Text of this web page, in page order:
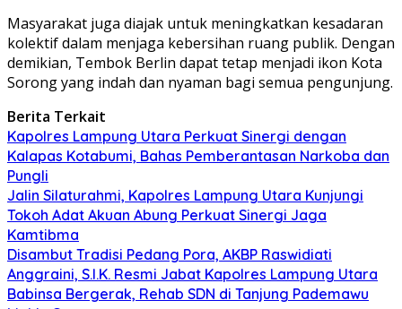
Masyarakat juga diajak untuk meningkatkan kesadaran
kolektif dalam menjaga kebersihan ruang publik. Dengan
demikian, Tembok Berlin dapat tetap menjadi ikon Kota
Sorong yang indah dan nyaman bagi semua pengunjung.
Berita Terkait
Kapolres Lampung Utara Perkuat Sinergi dengan
Kalapas Kotabumi, Bahas Pemberantasan Narkoba dan
Pungli
Jalin Silaturahmi, Kapolres Lampung Utara Kunjungi
Tokoh Adat Akuan Abung Perkuat Sinergi Jaga
Kamtibma
Disambut Tradisi Pedang Pora, AKBP Raswidiati
Anggraini, S.I.K. Resmi Jabat Kapolres Lampung Utara
Babinsa Bergerak, Rehab SDN di Tanjung Pademawu